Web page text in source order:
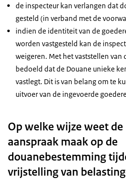
de inspecteur kan verlangen dat
gesteld (in verband met de
indien de identiteit van de
worden vastgesteld kan de
weigeren. Met het vaststellen
bedoeld dat de Douane unieke
vastlegt. Dit is van belang om te
uitvoer van de ingevoerde
Op welke wijze weet
aanspraak maak op de
douanebestemming
vrijstelling van